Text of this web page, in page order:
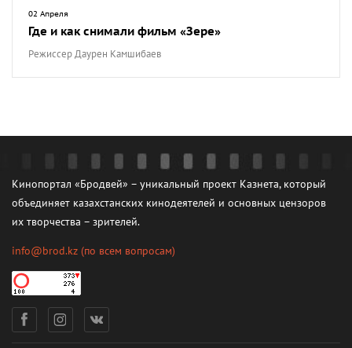
02 Апреля
Где и как снимали фильм «Зере»
Режиссер Даурен Камшибаев
Кинопортал «Бродвей» – уникальный проект Казнета, который
объединяет казахстанских кинодеятелей и основных цензоров
их творчества – зрителей.
info@brod.kz (по всем вопросам)